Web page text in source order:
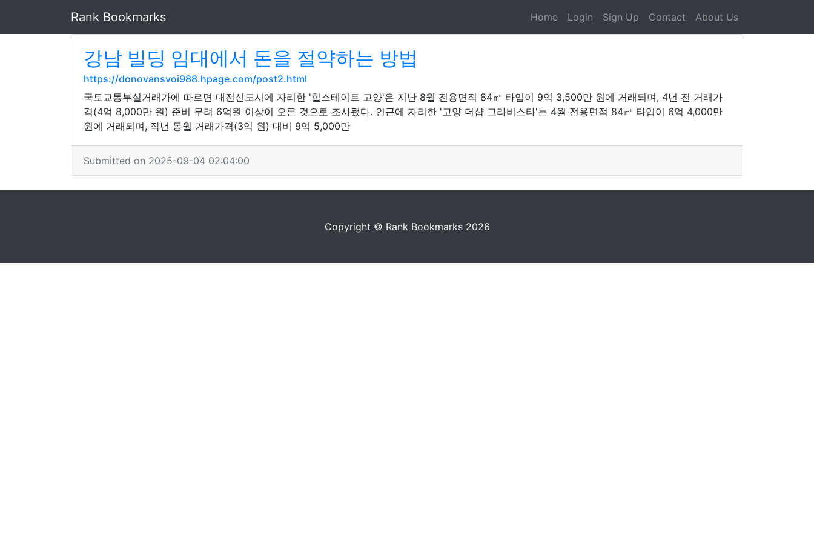
Rank Bookmarks Home Login Sign Up Contact About Us
강남 빌딩 임대에서 돈을 절약하는 방법
https://donovansvoi988.hpage.com/post2.html
국토교통부실거래가에 따르면 대전신도시에 자리한 '힐스테이트 고양'은 지난 8월 전용면적 84㎡ 타입이 9억 3,500만 원에 거래되며, 4년 전 거래가
격(4억 8,000만 원) 준비 무려 6억원 이상이 오른 것으로 조사됐다. 인근에 자리한 '고양 더샵 그라비스타'는 4월 전용면적 84㎡ 타입이 6억 4,000만
원에 거래되며, 작년 동월 거래가격(3억 원) 대비 9억 5,000만
Submitted on 2025-09-04 02:04:00
Copyright © Rank Bookmarks 2026